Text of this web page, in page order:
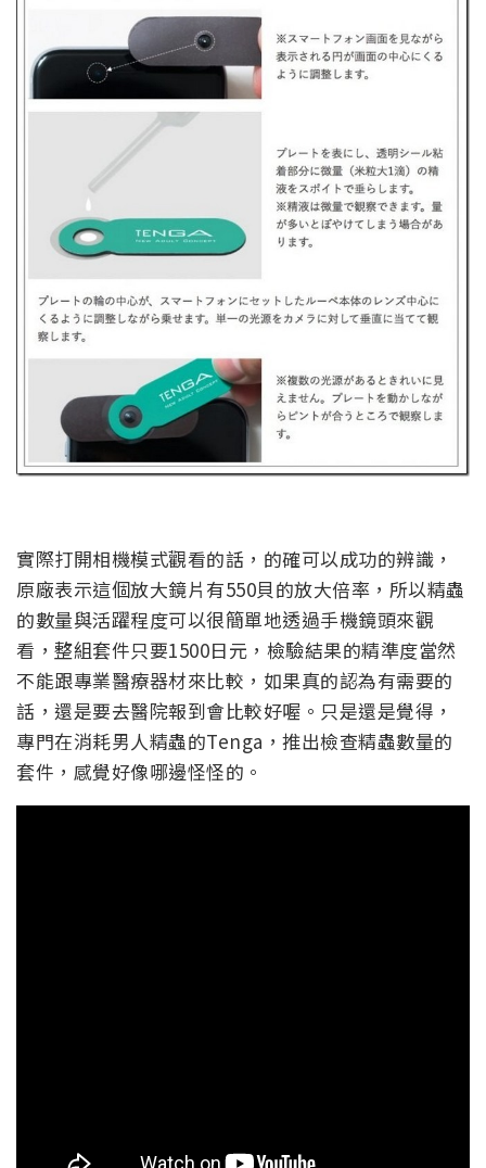
實際打開相機模式觀看的話，的確可以成功的辨識，
原廠表示這個放大鏡片有550貝的放大倍率，所以精蟲
的數量與活躍程度可以很簡單地透過手機鏡頭來觀
看，整組套件只要1500日元，檢驗結果的精準度當然
不能跟專業醫療器材來比較，如果真的認為有需要的
話，還是要去醫院報到會比較好喔。只是還是覺得，
專門在消耗男人精蟲的Tenga，推出檢查精蟲數量的
套件，感覺好像哪邊怪怪的。